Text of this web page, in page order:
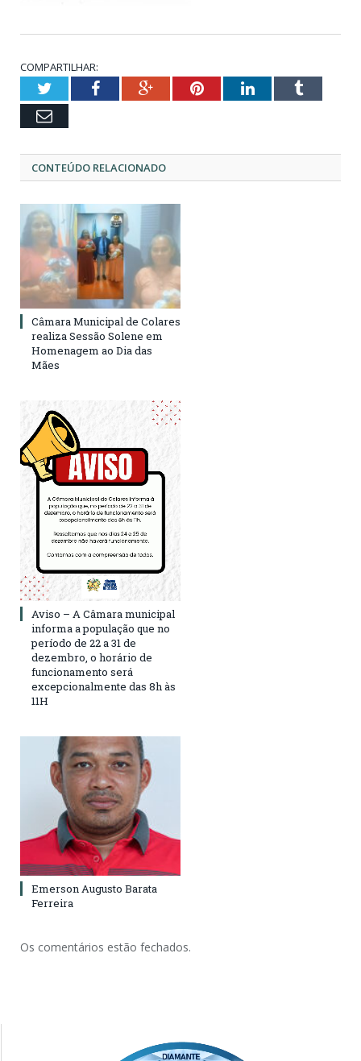
COMPARTILHAR:
TwitterFacebookGoogle+PinterestLinkedInTumblr
Email
CONTEÚDO RELACIONADO
Câmara Municipal de Colares
realiza Sessão Solene em
Homenagem ao Dia das
Mães
Aviso – A Câmara municipal
informa a população que no
período de 22 a 31 de
dezembro, o horário de
funcionamento será
excepcionalmente das 8h às
11H
Emerson Augusto Barata
Ferreira
Os comentários estão fechados.